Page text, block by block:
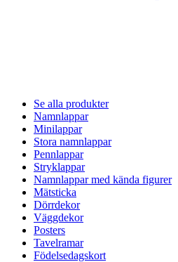
Se alla produkter
Namnlappar
Minilappar
Stora namnlappar
Pennlappar
Stryklappar
Namnlappar med kända figurer
Mätsticka
Dörrdekor
Väggdekor
Posters
Tavelramar
Födelsedagskort